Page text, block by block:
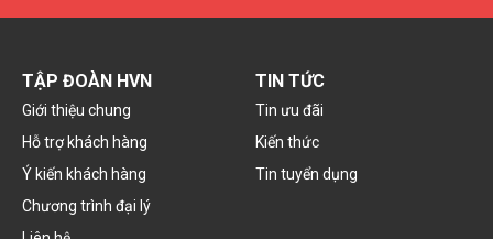
TẬP ĐOÀN HVN
Giới thiệu chung
Hỗ trợ khách hàng
Ý kiến khách hàng
Chương trình đại lý
TIN TỨC
Tin ưu đãi
Kiến thức
Tin tuyển dụng